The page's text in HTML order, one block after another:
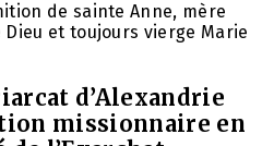
de sainte Anne, mère
et toujours vierge Marie
d’Alexandrie
missionnaire en